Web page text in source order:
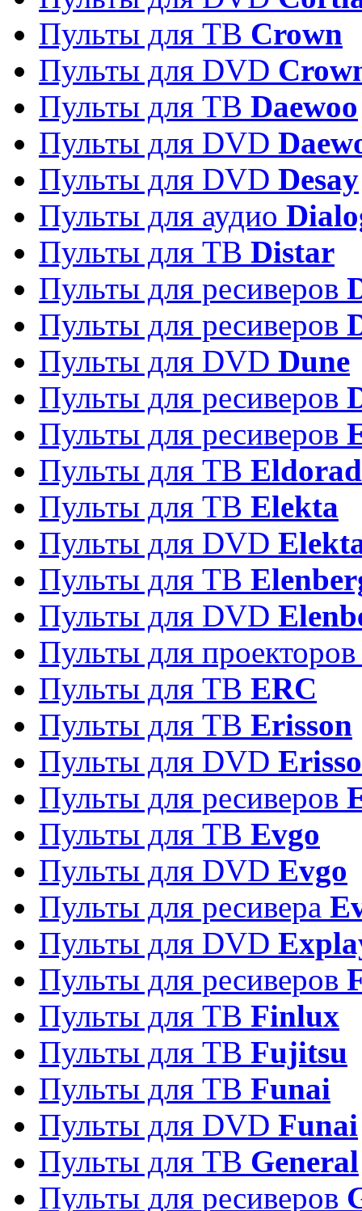
Пульты для ТВ Crown
Пульты для DVD
Пульты для ТВ Daewoo
Пульты для DVD
Пульты для DVD Desay
Пульты для аудио
Пульты для ТВ Distar
Пульты для ресиверов
Пульты для ресиверов
Пульты для DVD Dune
Пульты для ресиверов
Пульты для ресиверов
Пульты для ТВ
Пульты для ТВ Elekta
Пульты для DVD
Пульты для ТВ
Пульты для DVD
Пульты для
Пульты для ТВ ERC
Пульты для ТВ Erisson
Пульты для DVD
Пульты для ресиверов
Пульты для ТВ Evgo
Пульты для DVD Evgo
Пульты для ресивера
Пульты для DVD
Пульты для ресиверов
Пульты для ТВ Finlux
Пульты для ТВ Fujitsu
Пульты для ТВ Funai
Пульты для DVD Funai
Пульты для ТВ General
Пульты для ресиверов